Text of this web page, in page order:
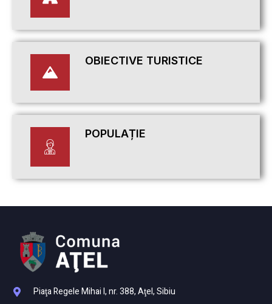
OBIECTIVE TURISTICE
POPULAȚIE
Piaţa Regele Mihai I, nr. 388, Aţel, Sibiu